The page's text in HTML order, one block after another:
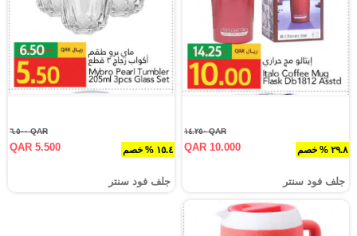
٢٩.٨ % خصم
QAR ١٤.٢٥٠
QAR 10.000
جلف فود سنتر
١٥.٤ % خصم
QAR ٦.٥٠٠
QAR 5.500
جلف فود سنتر